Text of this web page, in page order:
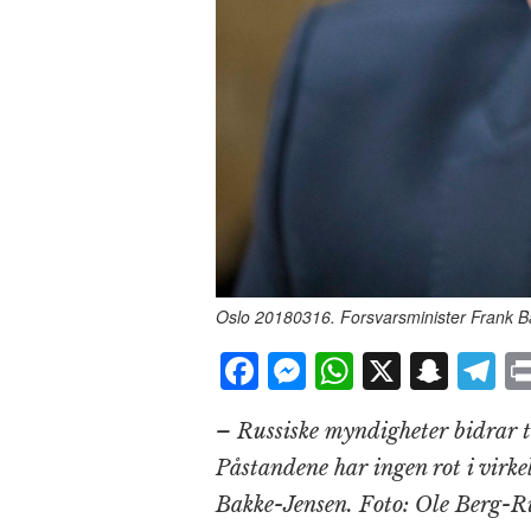
Oslo 20180316. Forsvarsminister Frank
F
c
e
M
ss
e
W
h
at
s
X S
n
a
p
T
e
g
– Russiske myndigheter bidrar
Påstandene har ingen rot i
Bakke-Jensen. Foto: Ole Berg-